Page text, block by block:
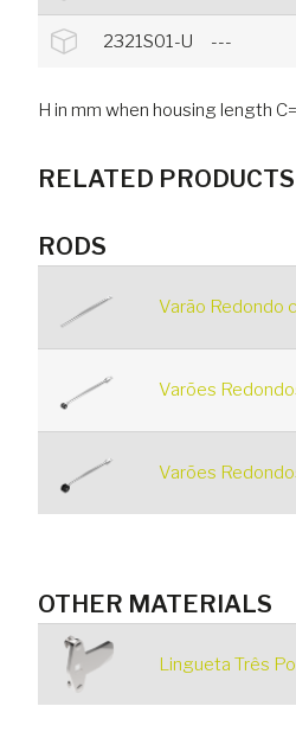
2321S01-U ---
H in mm when housing length
RELATED PRODUCTS
RODS
Varão Redondo
Varões
Varões
OTHER MATERIALS
Lingueta Três